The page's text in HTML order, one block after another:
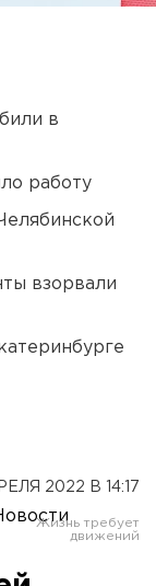
в
работу
взорвали
2022 В 14:17